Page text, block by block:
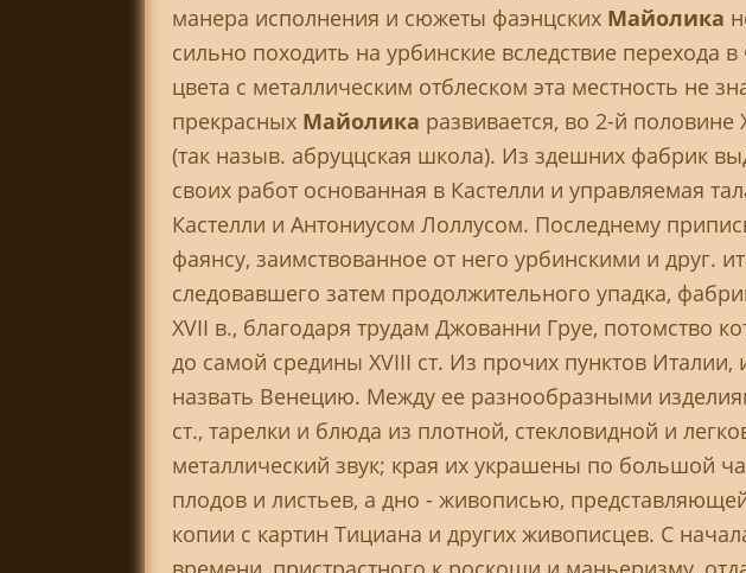
манера исполнения и сюжеты фаэнцских Майолика
сильно походить на урбинские вследствие перехода
цвета с металлическим отблеском эта местность не
прекрасных Майолика развивается, во 2-й половине
(так назыв. абруццская школа). Из здешних фабрик
своих работ основанная в Кастелли и управляемая
Кастелли и Антониусом Лоллусом. Последнему
фаянсу, заимствованное от него урбинскими и друг.
следовавшего затем продолжительного упадка,
XVII в., благодаря трудам Джованни Груе, потомство
до самой средины XVIII ст. Из прочих пунктов
назвать Венецию. Между ее разнообразными
ст., тарелки и блюда из плотной, стекловидной и
металлический звук; края их украшены по большой
плодов и листьев, а дно - живописью,
копии с картин Тициана и других живописцев. С